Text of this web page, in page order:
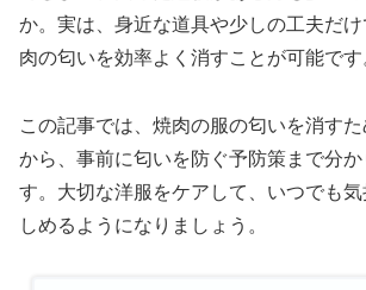
か。実は、身近な道具や少しの工夫だ
肉の匂いを効率よく消すことが可能です
この記事では、焼肉の服の匂いを消す
から、事前に匂いを防ぐ予防策まで分か
す。大切な洋服をケアして、いつでも
しめるようになりましょう。